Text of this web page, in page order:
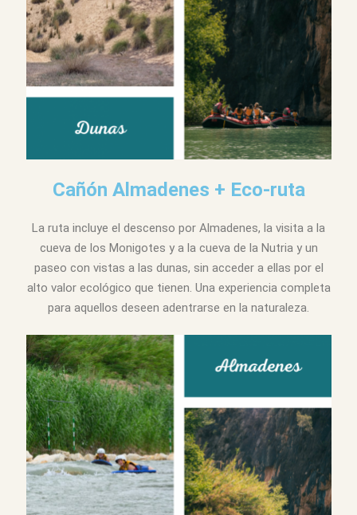
Cañón Almadenes + Eco-ruta
La ruta incluye el descenso por Almadenes, la visita a la
cueva de los Monigotes y a la cueva de la Nutria y un
paseo con vistas a las dunas, sin acceder a ellas por el
alto valor ecológico que tienen. Una experiencia completa
para aquellos deseen adentrarse en la naturaleza.